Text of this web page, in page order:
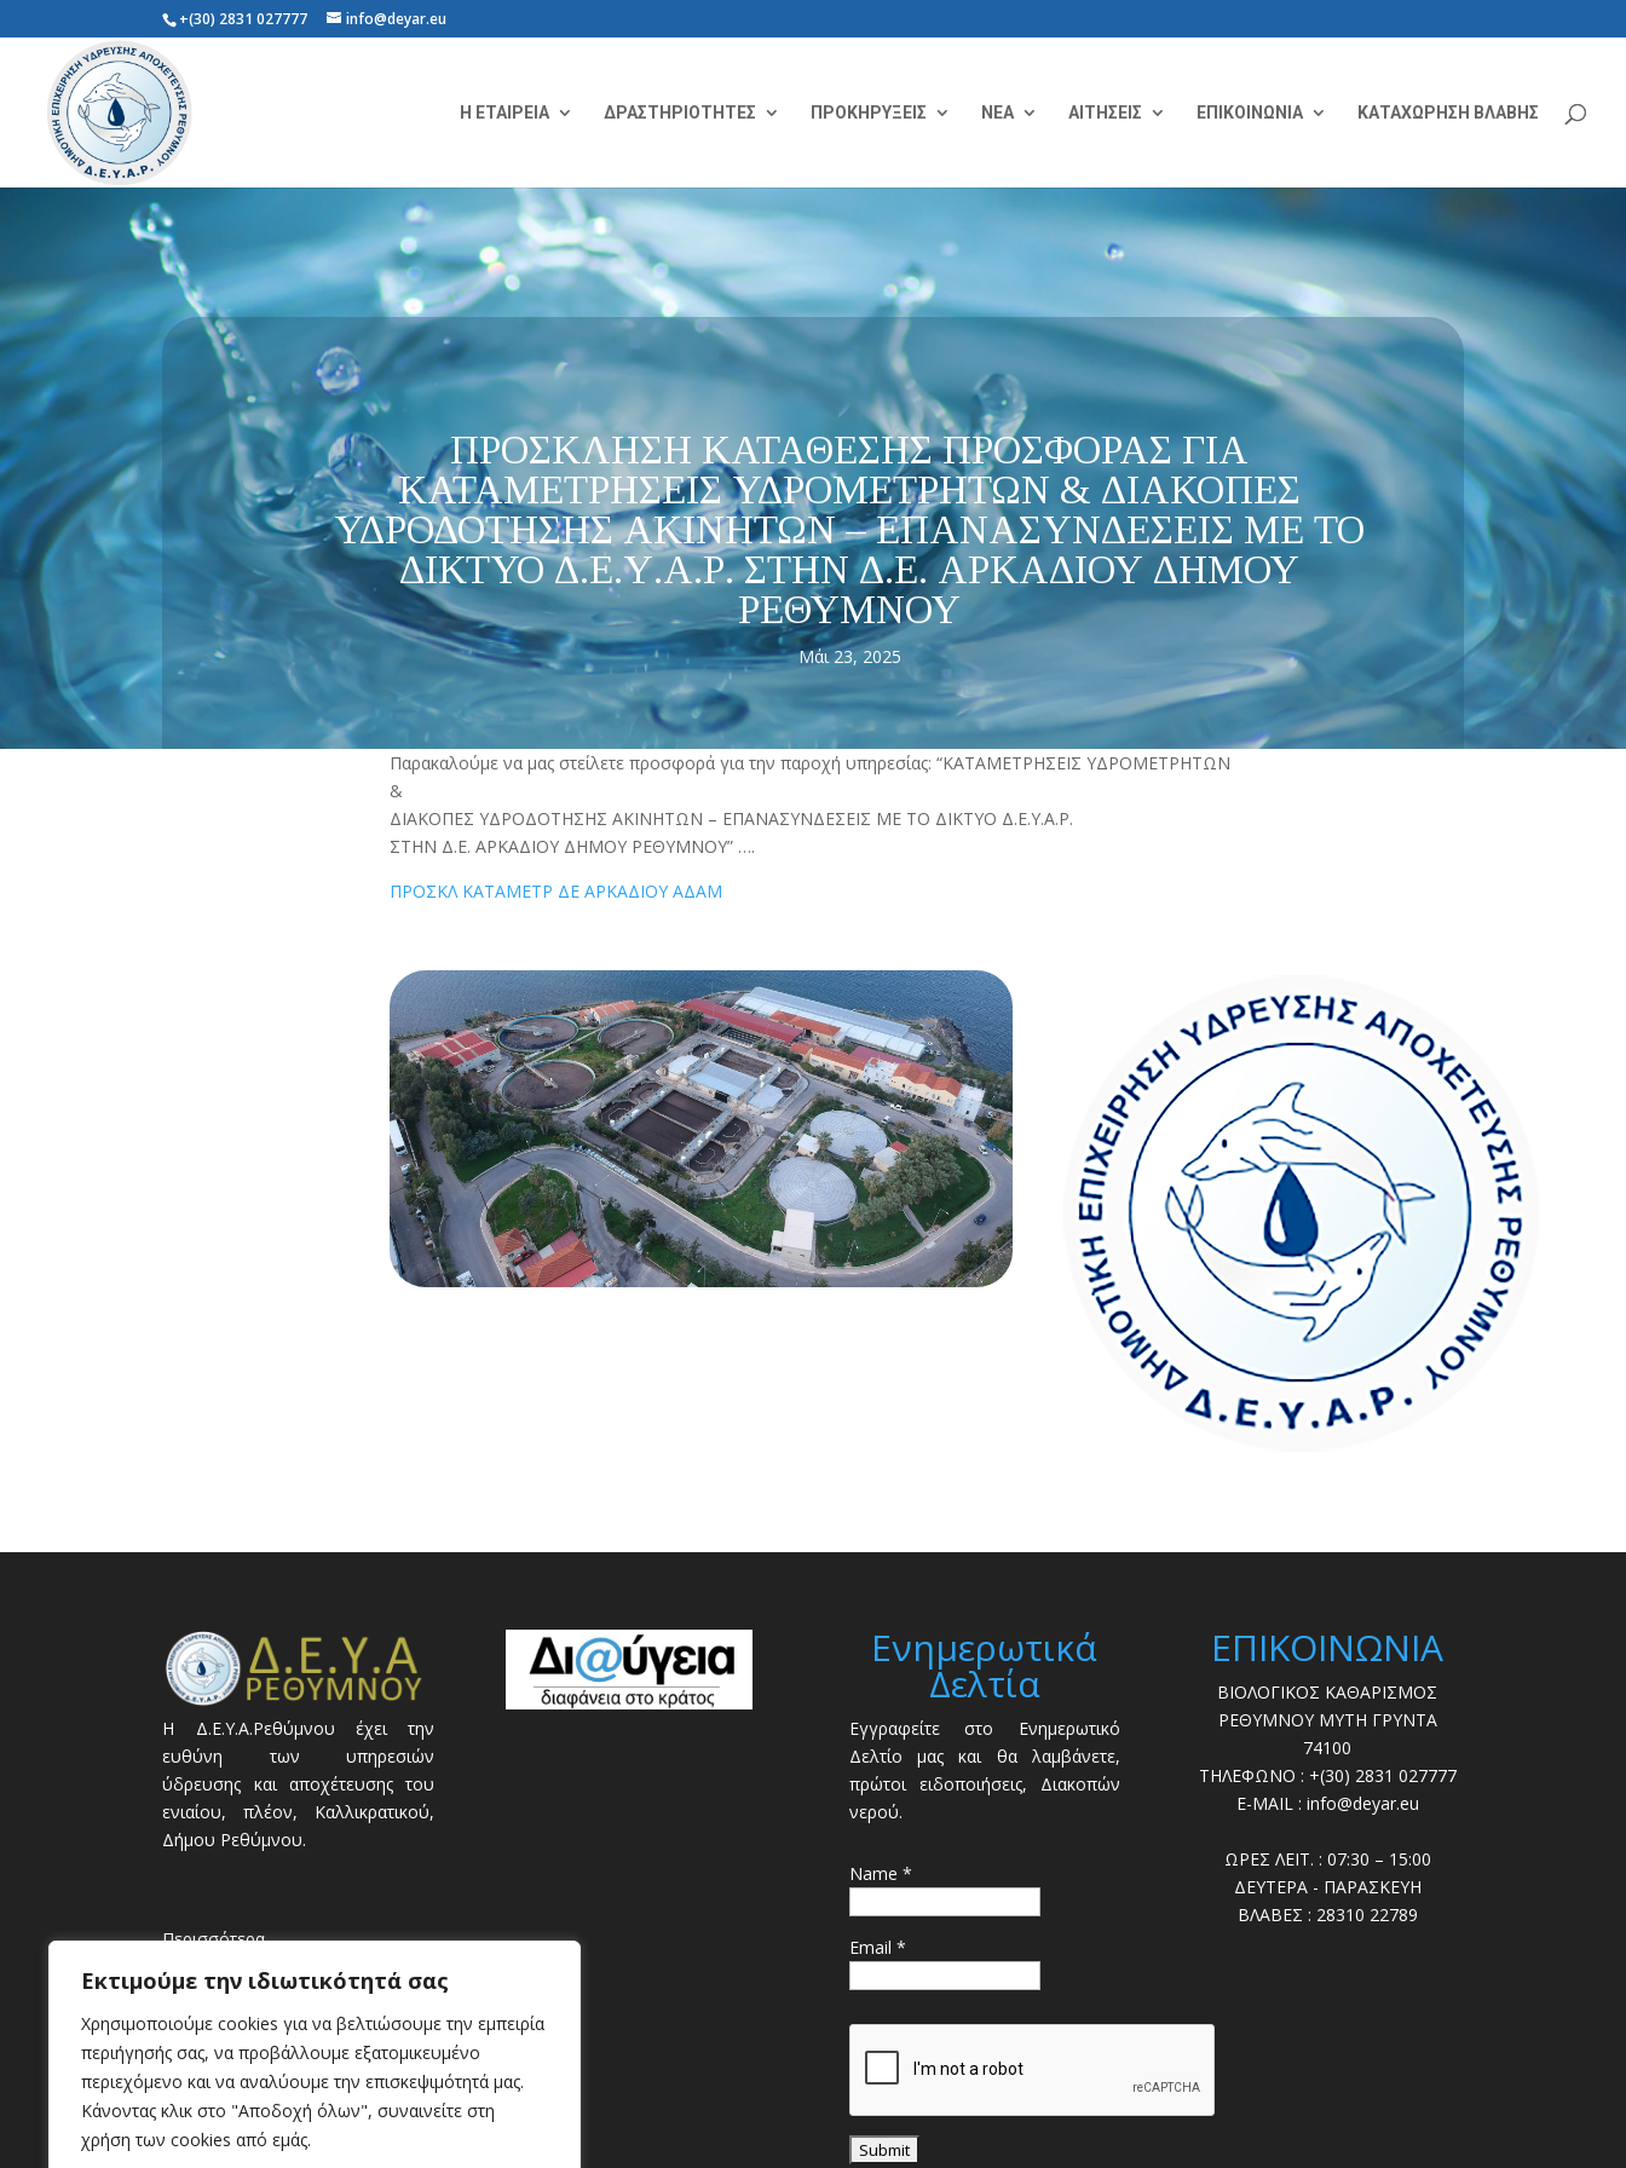
Εκτιμούμε την ιδιωτικότητά σας
Χρησιμοποιούμε cookies για να βελτιώσουμε την εμπειρία
περιήγησής σας, να προβάλλουμε εξατομικευμένο
περιεχόμενο και να αναλύουμε την επισκεψιμότητά μας.
Κάνοντας κλικ στο "Αποδοχή όλων", συναινείτε στη
χρήση των cookies από εμάς.
+(30) 2831 027777 info@deyar.eu
Η ΕΤΑΙΡΕΙΑ ΔΡΑΣΤΗΡΙΟΤΗΤΕΣ ΠΡΟΚΗΡΥΞΕΙΣ ΝΕΑ ΑΙΤΗΣΕΙΣ ΕΠΙΚΟΙΝΩΝΙΑ ΚΑΤΑΧΩΡΗΣΗ ΒΛΑΒΗΣ
ΠΡΟΣΚΛΗΣΗ ΚΑΤΑΘΕΣΗΣ ΠΡΟΣΦΟΡΑΣ ΓΙΑ
ΚΑΤΑΜΕΤΡΗΣΕΙΣ ΥΔΡΟΜΕΤΡΗΤΩΝ & ΔΙΑΚΟΠΕΣ
ΥΔΡΟΔΟΤΗΣΗΣ ΑΚΙΝΗΤΩΝ – ΕΠΑΝΑΣΥΝΔΕΣΕΙΣ ΜΕ ΤΟ
ΔΙΚΤΥΟ Δ.Ε.Υ.Α.Ρ. ΣΤΗΝ Δ.Ε. ΑΡΚΑΔΙΟΥ ΔΗΜΟΥ
ΡΕΘΥΜΝΟΥ
Μάι 23, 2025
Παρακαλούμε να μας στείλετε προσφορά για την παροχή υπηρεσίας: “ΚΑΤΑΜΕΤΡΗΣΕΙΣ ΥΔΡΟΜΕΤΡΗΤΩΝ
&
ΔΙΑΚΟΠΕΣ ΥΔΡΟΔΟΤΗΣΗΣ ΑΚΙΝΗΤΩΝ – ΕΠΑΝΑΣΥΝΔΕΣΕΙΣ ΜΕ ΤΟ ΔΙΚΤΥΟ Δ.Ε.Υ.Α.Ρ.
ΣΤΗΝ Δ.Ε. ΑΡΚΑΔΙΟΥ ΔΗΜΟΥ ΡΕΘΥΜΝΟΥ” ….
ΠΡΟΣΚΛ ΚΑΤΑΜΕΤΡ ΔΕ ΑΡΚΑΔΙΟΥ ΑΔΑΜ
Η Δ.Ε.Υ.Α.Ρεθύμνου έχει την
ευθύνη των υπηρεσιών
ύδρευσης και αποχέτευσης του
ενιαίου, πλέον, Καλλικρατικού,
Δήμου Ρεθύμνου.
Περισσότερα
Ενημερωτικά
Δελτία
Εγγραφείτε στο Ενημερωτικό
Δελτίο μας και θα λαμβάνετε,
πρώτοι ειδοποιήσεις, Διακοπών
νερού.
Name *
Email *
ΕΠΙΚΟΙΝΩΝΙΑ
ΒΙΟΛΟΓΙΚΟΣ ΚΑΘΑΡΙΣΜΟΣ
ΡΕΘΥΜΝΟΥ ΜΥΤΗ ΓΡΥΝΤΑ
74100
ΤΗΛΕΦΩΝΟ : +(30) 2831 027777
E-MAIL : info@deyar.eu
ΩΡΕΣ ΛΕΙΤ. : 07:30 – 15:00
ΔΕΥΤΕΡΑ - ΠΑΡΑΣΚΕΥΗ
ΒΛΑΒΕΣ : 28310 22789